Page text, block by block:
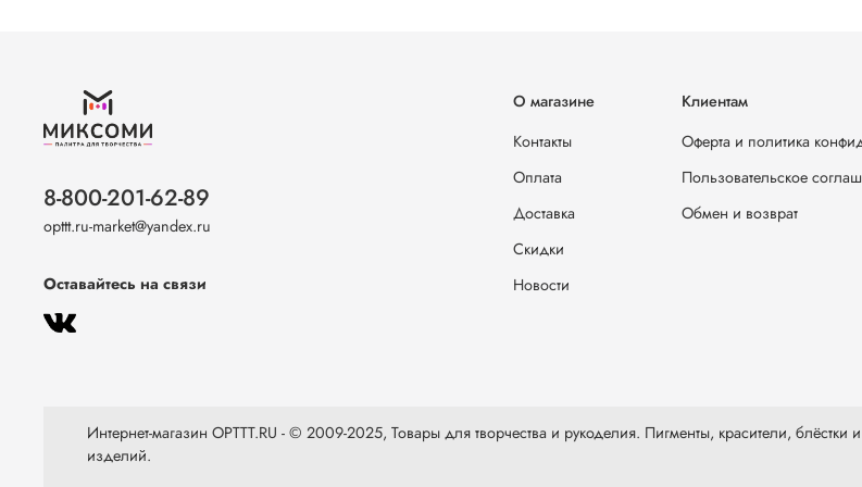
О магазине
Контакты
Оплата
Доставка
Скидки
Новости
Клиентам
Оферта и политика
Пользовательское
Обмен и возврат
8-800-201-62-89
opttt.ru-market@yandex.ru
Оставайтесь на связи
Интернет-магазин OPTTT.RU - © 2009-2025, Товары для творчества и рукоделия. Пигменты, красители, блёстки
изделий.